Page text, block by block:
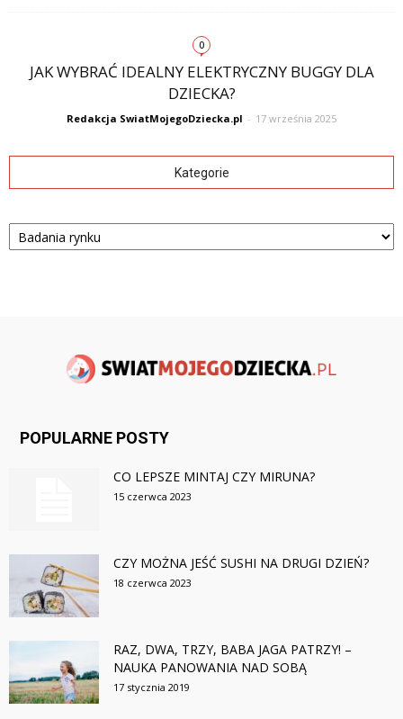
0
JAK WYBRAĆ IDEALNY ELEKTRYCZNY BUGGY DLA
DZIECKA?
Redakcja SwiatMojegoDziecka.pl - 17 września 2025
Kategorie
Kategorie
POPULARNE POSTY
CO LEPSZE MINTAJ CZY MIRUNA?
15 czerwca 2023
CZY MOŻNA JEŚĆ SUSHI NA DRUGI DZIEŃ?
18 czerwca 2023
RAZ, DWA, TRZY, BABA JAGA PATRZY! –
NAUKA PANOWANIA NAD SOBĄ
17 stycznia 2019